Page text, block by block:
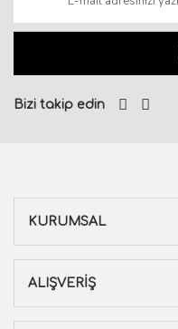
Bizi takip edin
KURUMSAL
ALIŞVERİŞ